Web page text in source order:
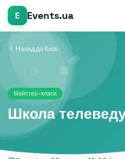
E Events.ua
Назад до Київ
Майстер-класи
Школа